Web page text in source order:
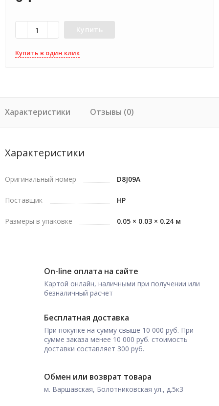
Купить
Купить в один клик
Характеристики Отзывы (0)
Характеристики
Оригинальный номер D8J09A
Поставщик HP
Размеры в упаковке 0.05 × 0.03 × 0.24 м
On-line оплата на сайте
Картой онлайн, наличными при получении или
безналичный расчет
Бесплатная доставка
При покупке на сумму свыше 10 000 руб. При
сумме заказа менее 10 000 руб. стоимость
доставки составляет 300 руб.
Обмен или возврат товара
м. Варшавская, Болотниковская ул., д.5к3